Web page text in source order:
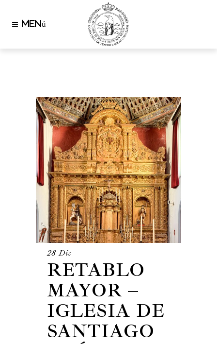
28 Dic
RETABLO
MAYOR –
IGLESIA DE
SANTIAGO